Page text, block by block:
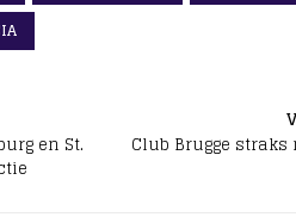
en St.
Club Brugge straks